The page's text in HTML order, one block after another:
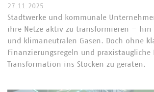
27.11.2025
Stadtwerke und kommunale
ihre Netze aktiv zu transformieren – hin
und klimaneutralen Gasen. Doch ohne
Finanzierungsregeln und
Transformation ins Stocken zu geraten.